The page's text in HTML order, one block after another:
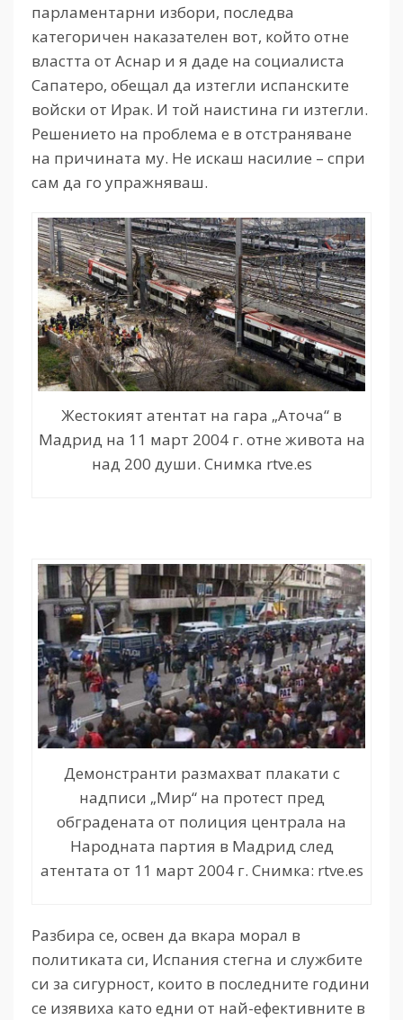
парламентарни избори, последва
категоричен наказателен вот, който отне
властта от Аснар и я даде на социалиста
Сапатеро, обещал да изтегли испанските
войски от Ирак. И той наистина ги изтегли.
Решението на проблема е в отстраняване
на причината му. Не искаш насилие – спри
сам да го упражняваш.
Жестокият атентат на гара „Аточа“ в
Мадрид на 11 март 2004 г. отне живота на
над 200 души. Снимка rtve.es
Демонстранти размахват плакати с
надписи „Мир“ на протест пред
обградената от полиция централа на
Народната партия в Мадрид след
атентата от 11 март 2004 г. Снимка: rtve.es
Разбира се, освен да вкара морал в
политиката си, Испания стегна и службите
си за сигурност, които в последните години
се изявиха като едни от най-ефективните в